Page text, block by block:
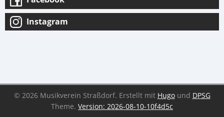
Instagram
© 2026 Musikverein Straßdorf. Erstellt mit Hugound DPSG
Theme. Version: 2026-08-10-10f4d5c